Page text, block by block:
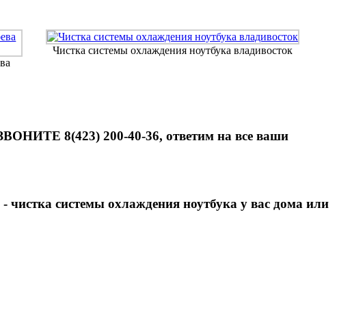
Чистка системы охлаждения ноутбука владивосток
8(423) 200-40-36, ответим на все ваши
чистка системы охлаждения ноутбука у вас дома или